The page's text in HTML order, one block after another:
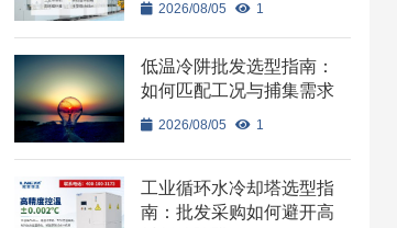
2026/08/05 1
低温冷阱批发选型指南：
如何匹配工况与捕集需求
2026/08/05 1
工业循环水冷却塔选型指
南：批发采购如何避开高